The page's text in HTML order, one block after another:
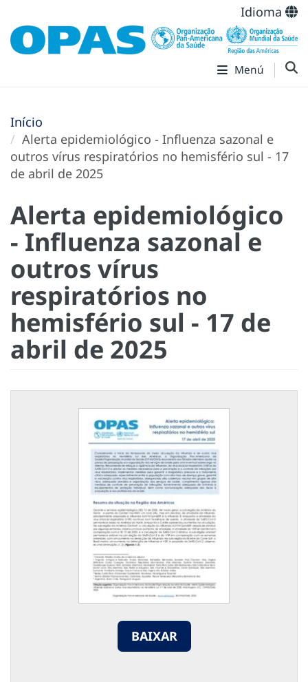
Idioma
Menú
Início
Alerta epidemiológico - Influenza sazonal e
outros vírus respiratórios no hemisfério sul - 17
de abril de 2025
Alerta epidemiológico
- Influenza sazonal e
outros vírus
respiratórios no
hemisfério sul - 17 de
abril de 2025
BAIXAR